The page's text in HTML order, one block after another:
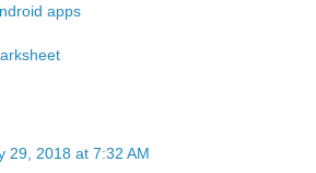
apps
29, 2018 at 7:32 AM